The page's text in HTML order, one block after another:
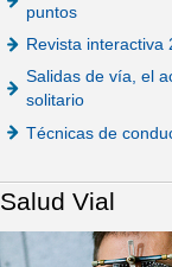
puntos
Revista interactiva
Salidas de vía, el
solitario
Técnicas de
Salud Vial